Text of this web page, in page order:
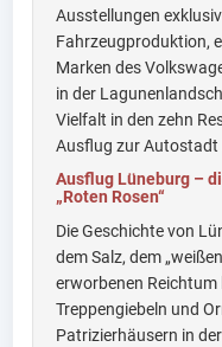
Ausstellungen
Fahrzeugproduktion,
Marken des
in der
Vielfalt in den zehn
Ausflug zur Autostadt
Ausflug Lüneburg –
„Roten Rosen“
Die Geschichte von
dem Salz, dem
erworbenen Reichtum
Treppengiebeln und
Patrizierhäusern in